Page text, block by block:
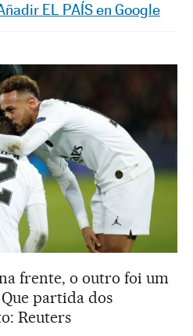
Facebook
en Twitter
Redes Sociales
EL PAÍS en Google
frente, o outro foi um
partida dos
Reuters